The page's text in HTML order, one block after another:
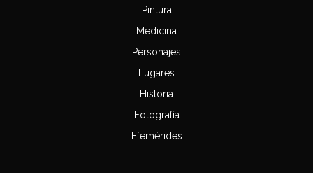
Pintura
Medicina
Personajes
Lugares
Historia
Fotografía
Efemérides